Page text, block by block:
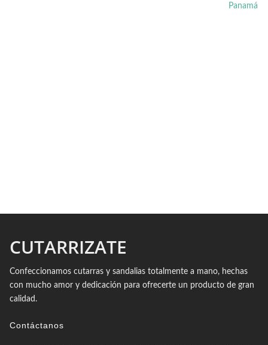
CUTARRIZATE
Confeccionamos cutarras y sandalias totalmente a mano, hechas
con mucho amor y dedicación para ofrecerte un producto de gran
calidad.
Contáctanos